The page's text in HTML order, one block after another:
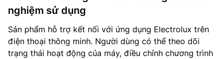
nghiệm sử dụng
Sản phẩm hỗ trợ kết nối với ứng dụng Electrolux trên
điện thoại thông minh. Người dùng có thể theo dõi
trạng thái hoạt động của máy, điều chỉnh chương trình